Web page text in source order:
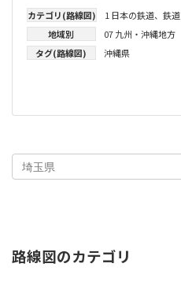
カテゴリ(路線図) 1 日本の鉄道、 鉄道
地域別
07 九州・沖縄地方
タグ(路線図)
沖縄県
路線図のカテゴリ